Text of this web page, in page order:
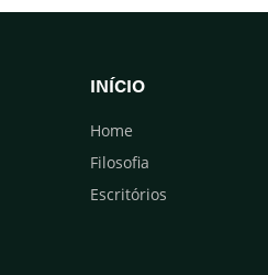
INÍCIO
Home
Filosofia
Escritórios